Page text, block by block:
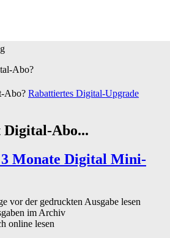
Abo?
Abo? Rabattiertes Digital-Upgrade
Digital-Abo...
Monate Digital Mini-
vor der gedruckten Ausgabe lesen
im Archiv
online lesen